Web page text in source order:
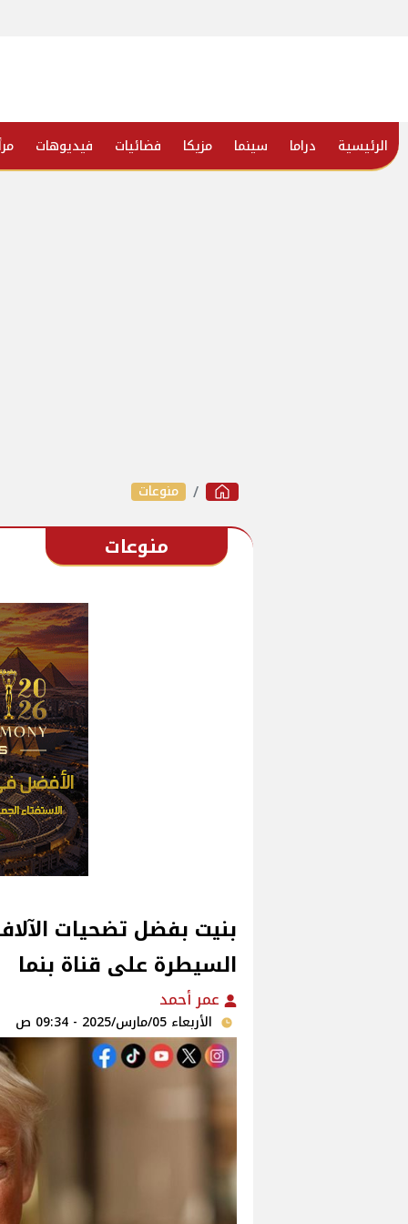
الرئيسية دراما سينما مزيكا فضائيات فيديوهات
منوعات
منوعات
بنيت بفضل تضحيات
السيطرة على قناة بنما
عمر أحمد
الأربعاء 05/مارس/2025 - 09:34 ص